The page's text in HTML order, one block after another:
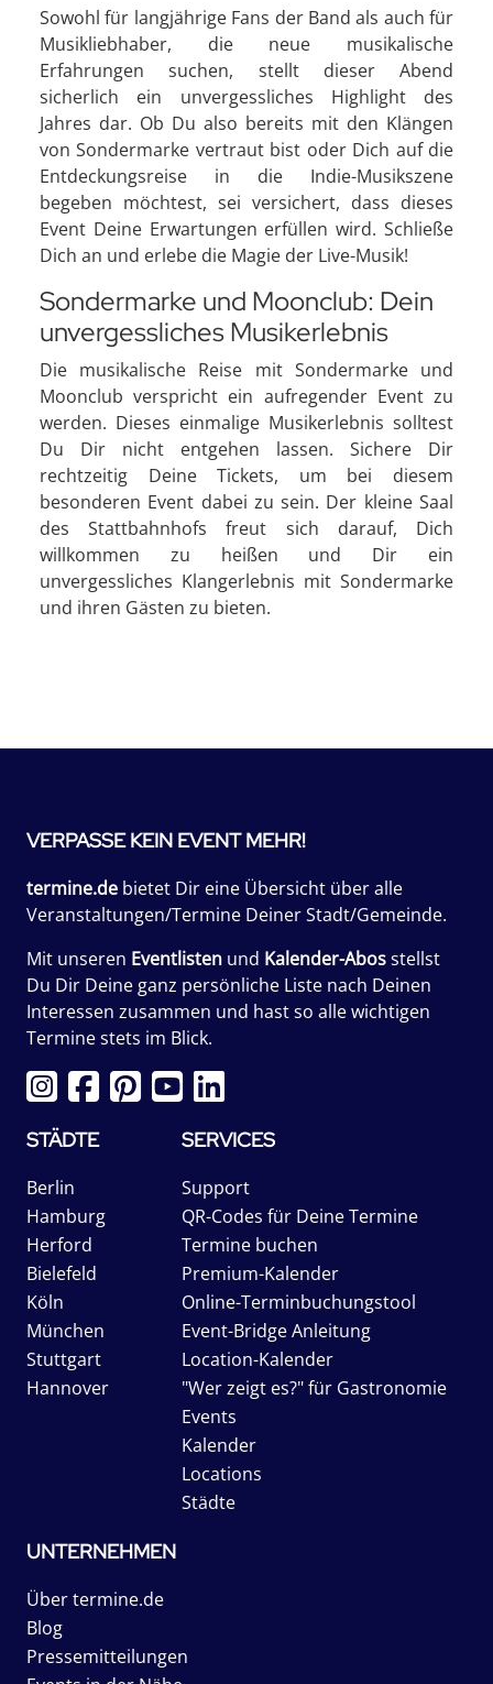
Sowohl für langjährige Fans der Band als auch für
Musikliebhaber, die neue musikalische
Erfahrungen suchen, stellt dieser Abend
sicherlich ein unvergessliches Highlight des
Jahres dar. Ob Du also bereits mit den Klängen
von Sondermarke vertraut bist oder Dich auf die
Entdeckungsreise in die Indie-Musikszene
begeben möchtest, sei versichert, dass dieses
Event Deine Erwartungen erfüllen wird. Schließe
Dich an und erlebe die Magie der Live-Musik!
Sondermarke und Moonclub: Dein
unvergessliches Musikerlebnis
Die musikalische Reise mit Sondermarke und
Moonclub verspricht ein aufregender Event zu
werden. Dieses einmalige Musikerlebnis solltest
Du Dir nicht entgehen lassen. Sichere Dir
rechtzeitig Deine Tickets, um bei diesem
besonderen Event dabei zu sein. Der kleine Saal
des Stattbahnhofs freut sich darauf, Dich
willkommen zu heißen und Dir ein
unvergessliches Klangerlebnis mit Sondermarke
und ihren Gästen zu bieten.
VERPASSE KEIN EVENT MEHR!
termine.de bietet Dir eine Übersicht über alle
Veranstaltungen/Termine Deiner Stadt/Gemeinde.
Mit unseren Eventlisten und Kalender-Abosstellst
Du Dir Deine ganz persönliche Liste nach Deinen
Interessen zusammen und hast so alle wichtigen
Termine stets im Blick.
STÄDTE
Berlin
Hamburg
Herford
Bielefeld
Köln
München
Stuttgart
Hannover
SERVICES
Support
QR-Codes für Deine Termine
Termine buchen
Premium-Kalender
Online-Terminbuchungstool
Event-Bridge Anleitung
Location-Kalender
"Wer zeigt es?" für Gastronomie
Events
Kalender
Locations
Städte
UNTERNEHMEN
Über termine.de
Blog
Pressemitteilungen